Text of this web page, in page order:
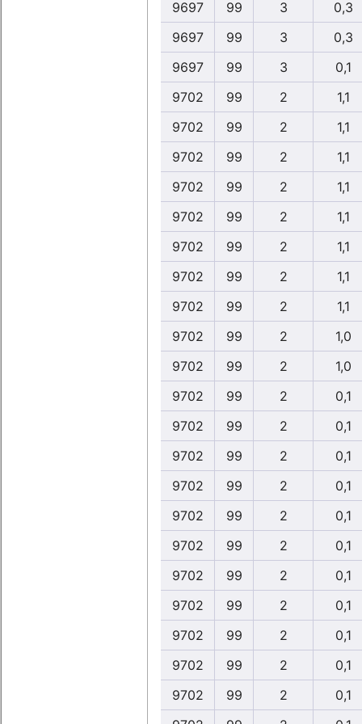
9697 99 3
0,3
9697
99 3
0,3
9697
99 3
0,1
9702
99 2
1,1
9702
99 2
1,1
9702
99 2
1,1
9702
99 2
1,1
9702
99 2
1,1
9702
99 2
1,1
9702
99 2
1,1
9702
99 2
1,1
9702
99 2
1,0
9702
99 2
1,0
9702
99 2
0,1
9702
99 2
0,1
9702
99 2
0,1
9702
99 2
0,1
9702
99 2
0,1
9702
99 2
0,1
9702
99 2
0,1
9702
99 2
0,1
9702
99 2
0,1
9702
99 2
0,1
9702
99 2
0,1